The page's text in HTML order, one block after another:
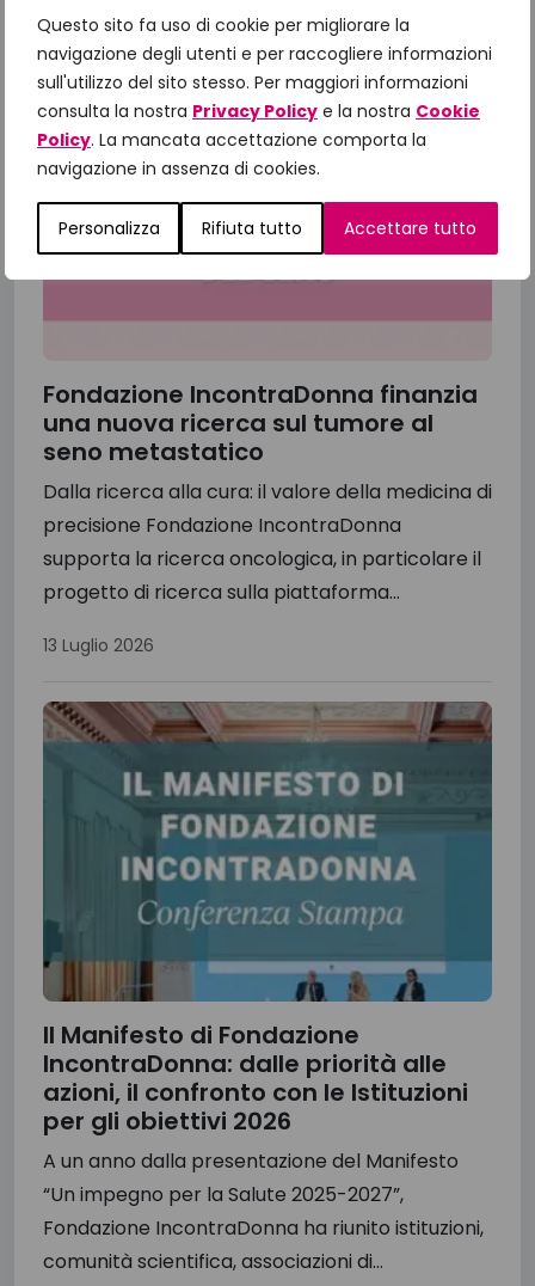
Questo sito fa uso di cookie per migliorare la
navigazione degli utenti e per raccogliere informazioni
sull'utilizzo del sito stesso. Per maggiori informazioni
consulta la nostra Privacy Policy e la nostra Cookie
Policy. La mancata accettazione comporta la
navigazione in assenza di cookies.
Personalizza Rifiuta tutto Accettare tutto
Fondazione IncontraDonna finanzia
una nuova ricerca sul tumore al
seno metastatico
Dalla ricerca alla cura: il valore della medicina di
precisione Fondazione IncontraDonna
supporta la ricerca oncologica, in particolare il
progetto di ricerca sulla piattaforma...
13 Luglio 2026
Il Manifesto di Fondazione
IncontraDonna: dalle priorità alle
azioni, il confronto con le Istituzioni
per gli obiettivi 2026
A un anno dalla presentazione del Manifesto
“Un impegno per la Salute 2025-2027”,
Fondazione IncontraDonna ha riunito istituzioni,
comunità scientifica, associazioni di...